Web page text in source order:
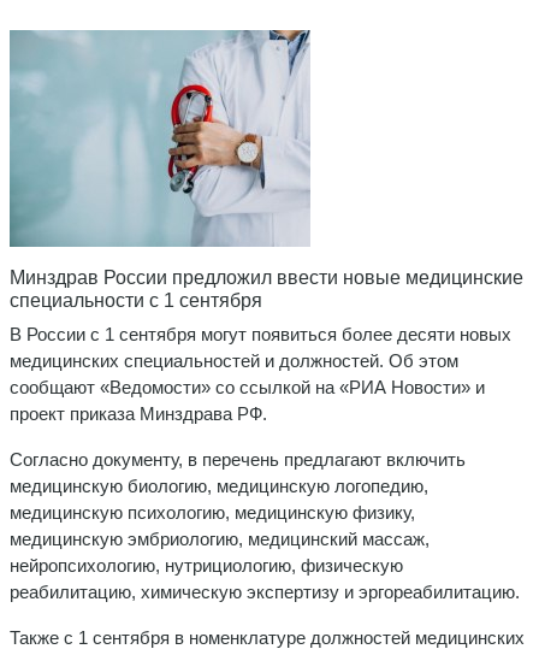
Минздрав России предложил ввести новые медицинские
специальности с 1 сентября
В России с 1 сентября могут появиться более десяти новых
медицинских специальностей и должностей. Об этом
сообщают «Ведомости» со ссылкой на «РИА Новости» и
проект приказа Минздрава РФ.
Согласно документу, в перечень предлагают включить
медицинскую биологию, медицинскую логопедию,
медицинскую психологию, медицинскую физику,
медицинскую эмбриологию, медицинский массаж,
нейропсихологию, нутрициологию, физическую
реабилитацию, химическую экспертизу и эргореабилитацию.
Также с 1 сентября в номенклатуре должностей медицинских